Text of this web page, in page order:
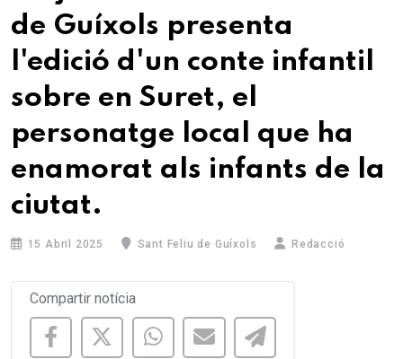
de Guíxols presenta
l'edició d'un conte infantil
sobre en Suret, el
personatge local que ha
enamorat als infants de la
ciutat.
15 Abril 2025 Sant Feliu de Guíxols Redacció
Compartir notícia